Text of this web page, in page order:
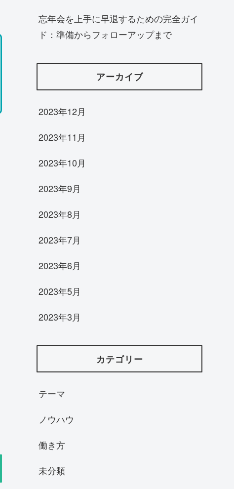
忘年会を上手に早退するための完全ガイ
ド：準備からフォローアップまで
アーカイブ
2023年12月
2023年11月
2023年10月
2023年9月
2023年8月
2023年7月
2023年6月
2023年5月
2023年3月
カテゴリー
テーマ
ノウハウ
働き方
未分類